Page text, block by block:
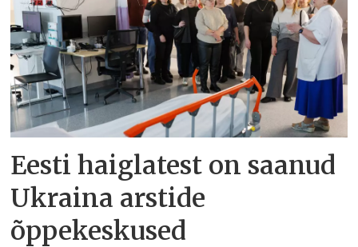
Eesti haiglatest on saanud
Ukraina arstide
õppekeskused